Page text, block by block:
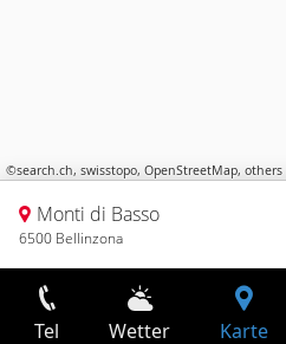
©search.ch, swisstopo, OpenStreetMap, others
Monti di Basso
6500 Bellinzona
Tel Wetter Karte